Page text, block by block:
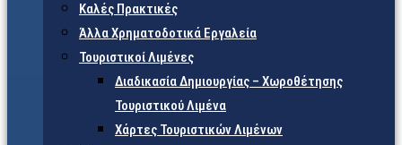
Καλές Πρακτικές
Άλλα Χρηματοδοτικά Εργαλεία
Τουριστικοί Λιμένες
Διαδικασία Δημιουργίας – Χωροθέτησης
Τουριστικού Λιμένα
Χάρτες Τουριστικών Λιμένων